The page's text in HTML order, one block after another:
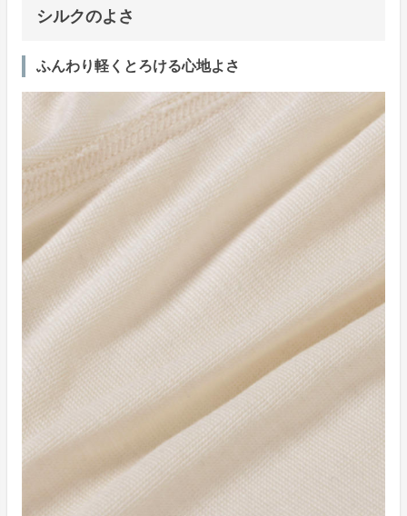
シルクのよさ
ふんわり軽くとろける心地よさ